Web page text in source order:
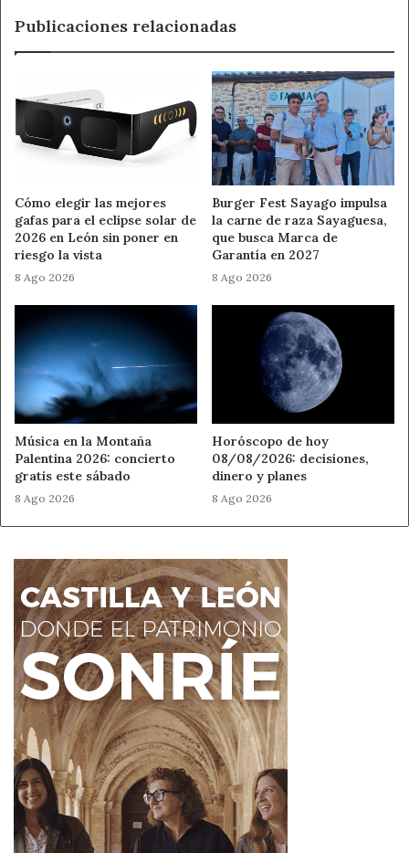
Publicaciones relacionadas
Cómo elegir las mejores
gafas para el eclipse solar de
2026 en León sin poner en
riesgo la vista
8 Ago 2026
Burger Fest Sayago impulsa
la carne de raza Sayaguesa,
que busca Marca de
Garantía en 2027
8 Ago 2026
Música en la Montaña
Palentina 2026: concierto
gratis este sábado
8 Ago 2026
Horóscopo de hoy
08/08/2026: decisiones,
dinero y planes
8 Ago 2026